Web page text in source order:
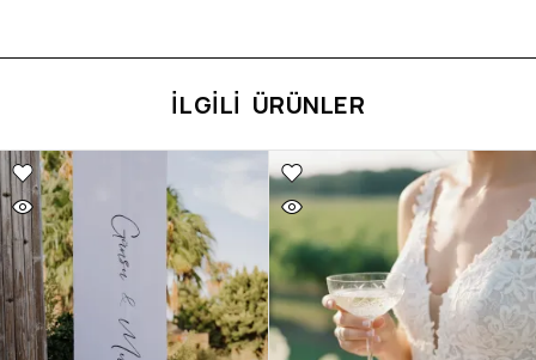
İLGILI ÜRÜNLER